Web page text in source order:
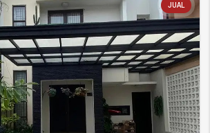
JUAL